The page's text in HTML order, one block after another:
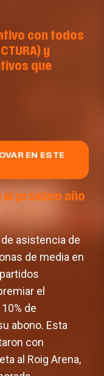
con todos
y
que
EN ESTE
próximo año
asistencia de
de media en
el
de
abono. Esta
con
al Roig Arena,